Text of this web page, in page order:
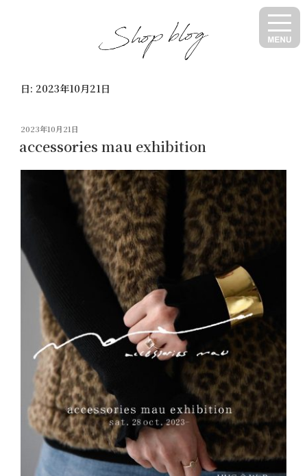
日: 2023年10月21日
投
日:
2023年10月21日
accessories mau exhibition